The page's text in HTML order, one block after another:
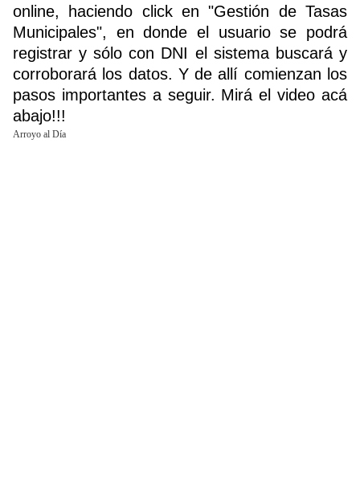
online, haciendo click en "Gestión de Tasas
Municipales", en donde el usuario se podrá
registrar y sólo con DNI el sistema buscará y
corroborará los datos. Y de allí comienzan los
pasos importantes a seguir. Mirá el video acá
abajo!!!
Arroyo al Día